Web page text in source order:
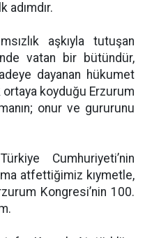
adımdır.
aşkıyla tutuşan
vatan bir bütündür,
dayanan hükumet
ortaya koyduğu Erzurum
onur ve gururunu
Cumhuriyeti’nin
atfettiğimiz kıymetle,
Kongresi’nin 100.